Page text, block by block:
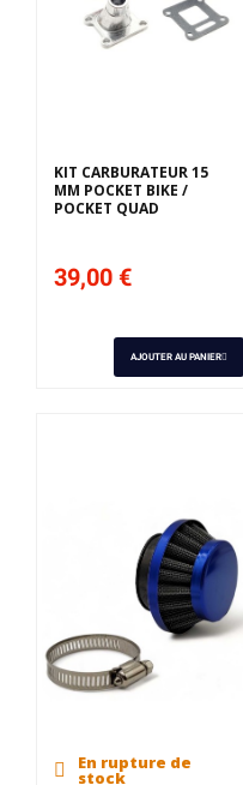
KIT CARBURATEUR 15
MM POCKET BIKE /
POCKET QUAD
39,00 €
AJOUTER AU PANIER
En rupture de
stock